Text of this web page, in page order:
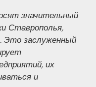
значительный
Ставрополья,
Это заслуженный
их
и